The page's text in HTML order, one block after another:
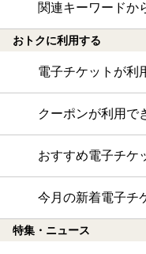
関連キーワードか
おトクに利用する
電子チケットが利
クーポンが利用で
おすすめ電子チケ
今月の新着電子チ
特集・ニュース